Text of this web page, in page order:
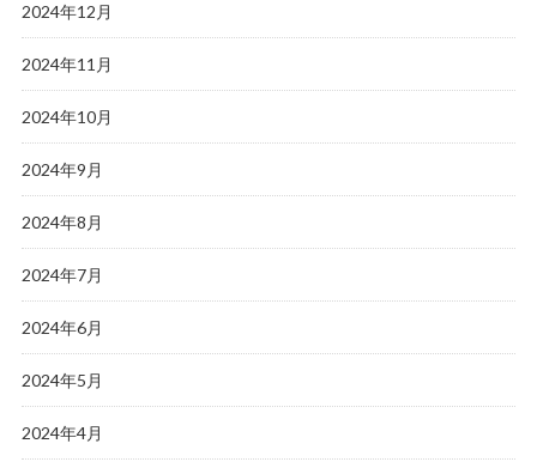
2024年12月
2024年11月
2024年10月
2024年9月
2024年8月
2024年7月
2024年6月
2024年5月
2024年4月